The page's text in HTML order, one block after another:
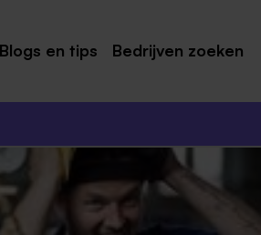
Blogs en tips Bedrijven zoeken